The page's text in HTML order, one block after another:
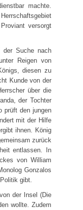
machte.
versorgt
der Suche nach
Reigen von
diesen zu
Kunde von der
über die
der Tochter
prüft den jungen
mit der Hilfe
ihnen. König
zurück
entlassen. In
von William
Gonzalos
gibt.
der Insel (Die
wollte. Zudem